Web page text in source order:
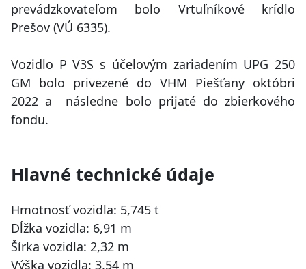
prevádzkovateľom bolo Vrtuľníkové krídlo
Prešov (VÚ 6335).
Vozidlo P V3S s účelovým zariadením UPG 250
GM bolo privezené do VHM Piešťany októbri
2022 a následne bolo prijaté do zbierkového
fondu.
Hlavné technické údaje
Hmotnosť vozidla: 5,745 t
Dĺžka vozidla: 6,91 m
Šírka vozidla: 2,32 m
Výška vozidla: 3,54 m